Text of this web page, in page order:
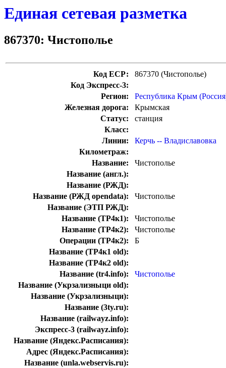
Единая сетевая разметка
867370: Чистополье
Код ЕСР:
867370 (Чистополье)
Код Экспресс-3:
Регион:
Республика Крым
Железная дорога:
Крымская
Статус:
станция
Класс:
Линии:
Керчь -- Владиславовка
Километраж:
Название:
Чистополье
Название (англ.):
Название (РЖД):
Название (РЖД opendata):
Чистополье
Название (ЭТП РЖД):
Название (ТР4к1):
Чистополье
Название (ТР4к2):
Чистополье
Операции (ТР4к2):
Б
Название (ТР4к1 old):
Название (ТР4к2 old):
Название (tr4.info):
Чистополье
Название (Укрзализныци old):
Название (Укрзализныци):
Название (3ty.ru):
Название (railwayz.info):
Экспресс-3 (railwayz.info):
Название (Яндекс.Расписания):
Адрес (Яндекс.Расписания):
Название (unla.webservis.ru):